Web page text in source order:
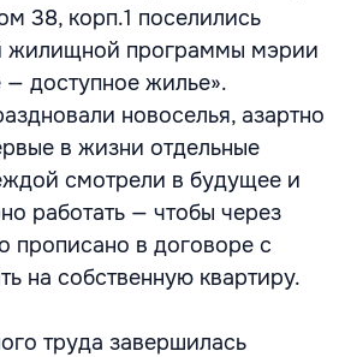
38, корп.1 поселились
жилищной программы мэрии
доступное жилье».
новоселья, азартно
в жизни отдельные
смотрели в будущее и
работать — чтобы через
прописано в договоре с
на собственную квартиру.
труда завершилась